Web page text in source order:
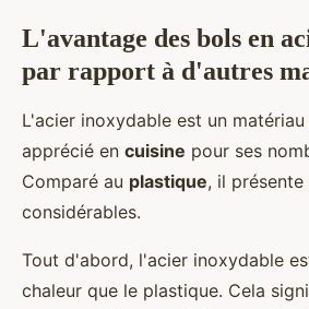
L'avantage des bols en
par rapport à d'autres
L'acier inoxydable est un
apprécié en cuisine pour ses
Comparé au plastique, il
considérables.
Tout d'abord, l'acier inoxydable
chaleur que le plastique. Cela